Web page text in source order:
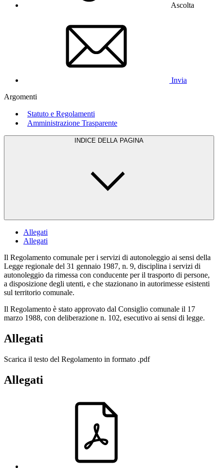
Ascolta
Invia
Argomenti
Statuto e Regolamenti
Amministrazione Trasparente
INDICE DELLA PAGINA
Allegati
Allegati
Il Regolamento comunale per i servizi di autonoleggio ai sensi della
Legge regionale del 31 gennaio 1987, n. 9, disciplina i servizi di
autonoleggio da rimessa con conducente per il trasporto di persone,
a disposizione degli utenti, e che stazionano in autorimesse esistenti
sul territorio comunale.
Il Regolamento è stato approvato dal Consiglio comunale il 17
marzo 1988, con deliberazione n. 102, esecutivo ai sensi di legge.
Allegati
Scarica il testo del Regolamento in formato .pdf
Allegati